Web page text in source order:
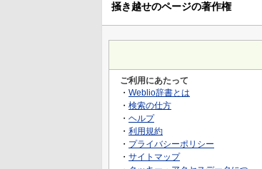
掻き越せのページの著作権
ご利用にあたって
・ Weblio辞書とは
・ 検索の仕方
・ ヘルプ
・ 利用規約
・ プライバシーポリシー
・ サイトマップ